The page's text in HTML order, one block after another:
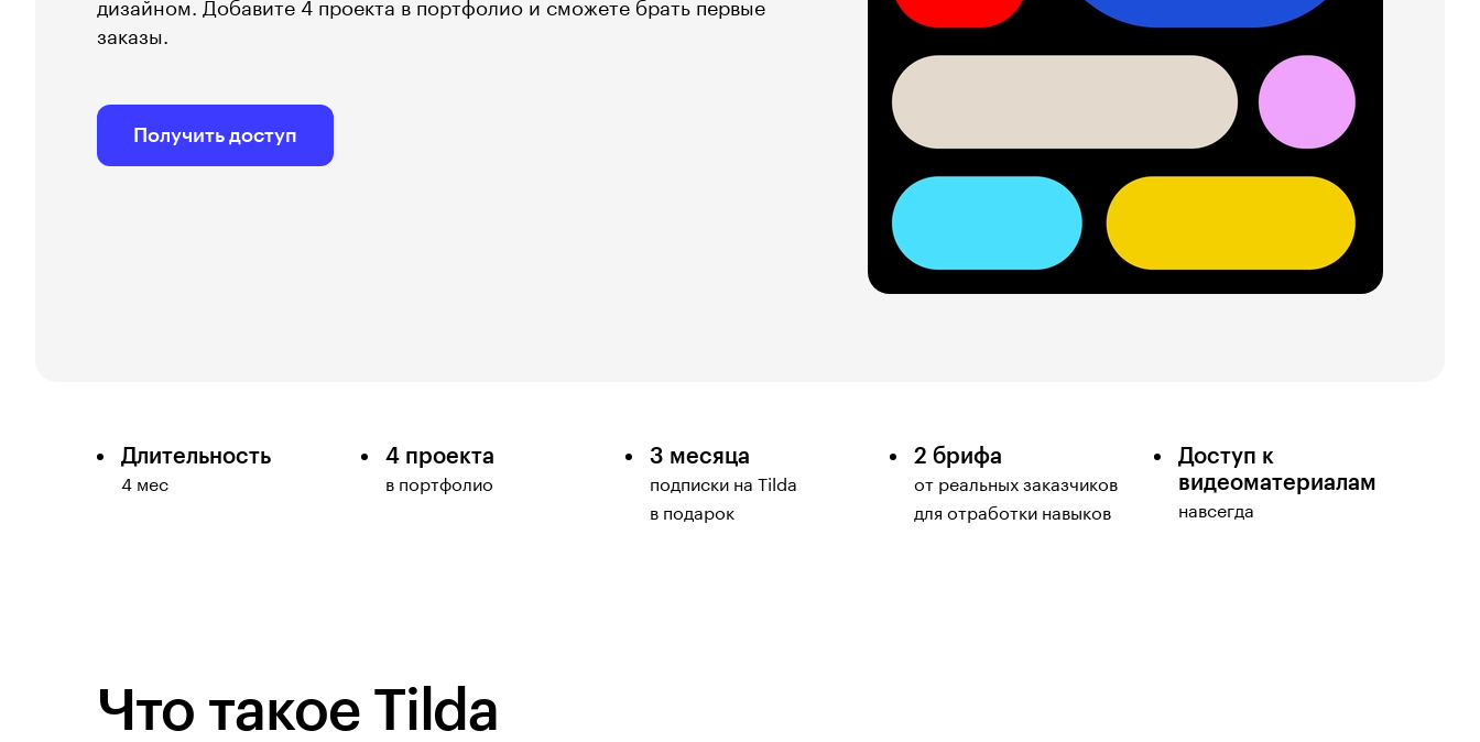
Получить доступ
дизайном. Добавите 4 проекта в портфолио и сможете брать первые
заказы.
Длительность
4 мес
4 проекта
в портфолио
3 месяца
подписки на Tilda
в подарок
2 брифа
от реальных заказчиков
для отработки навыков
Доступ к
видеоматериалам
навсегда
Что такое Tilda